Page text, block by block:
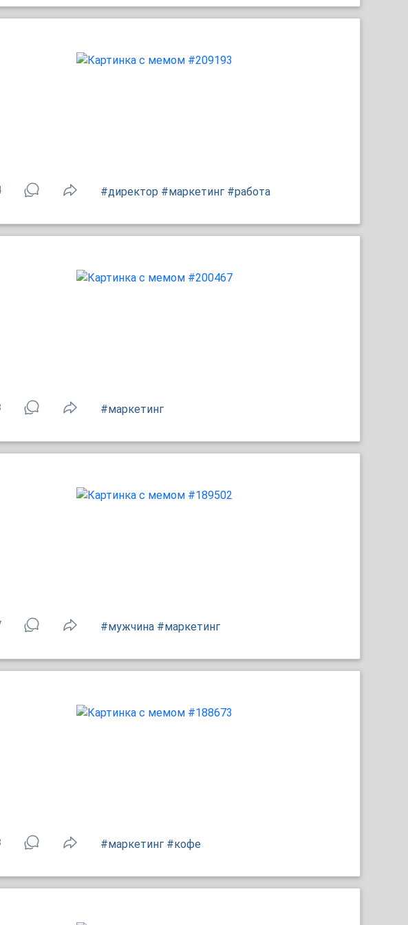
#директор #маркетинг #работа
#маркетинг
#мужчина #маркетинг
#маркетинг #кофе